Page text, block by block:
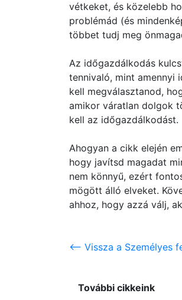
vétkeket, és közelebb
problémád (és
többet tudj meg
Az időgazdálkodás
tennivaló, mint amennyi
kell megválasztanod,
amikor váratlan dolgok
kell az időgazdálkodást.
Ahogyan a cikk elején
hogy javítsd magadat
nem könnyű, ezért
mögött álló elveket.
ahhoz, hogy azzá válj,
<-- Vissza a Személyes
További cikkeink